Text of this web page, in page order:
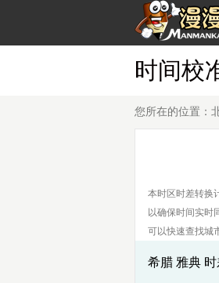
时间校
您所在的位置：
本时区时差转换
以确保时间实时
可以快速查找城
希腊 雅典 时